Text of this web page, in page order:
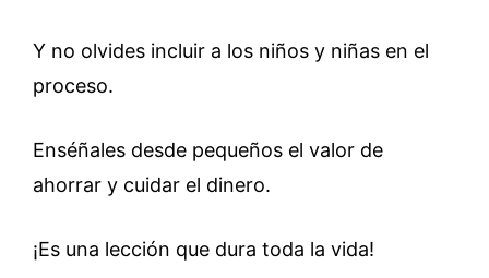
Y no olvides incluir a los niños y niñas en el
proceso.
Enséñales desde pequeños el valor de
ahorrar y cuidar el dinero.
¡Es una lección que dura toda la vida!